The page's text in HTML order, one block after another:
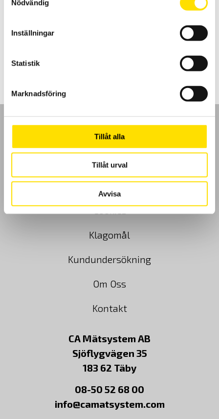
Nödvändig
Inställningar
Statistik
Marknadsföring
Tillåt alla
Tillåt urval
Avvisa
Pallvåg UFB från Kern är en robust och mycket prisvärd våg för
pallvägning, den finns i 2 olika kapaciteter [0,6 ton och 1,5ton]
GDPR
Köpvillkor
Cookies
Klagomål
Kundundersökning
Om Oss
Kontakt
CA Mätsystem AB
Sjöflygvägen 35
183 62 Täby
08-50 52 68 00
info@camatsystem.com